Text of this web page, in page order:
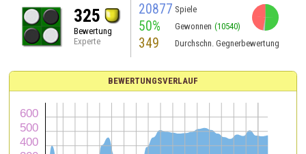
325
Bewertung
Experte
20877 Spiele
50% Gewonnen (10540)
349 Durchschn. Gegnerbewertung
BEWERTUNGSVERLAUF